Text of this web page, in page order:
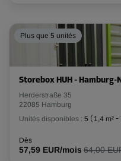
Plus que 5 unités
Storebox HUH - Hamburg-
Herderstraße 35
22085 Hamburg
Unités disponibles : 5 ( 1,4 m² -
Dès
57,59 EUR/mois 64,00